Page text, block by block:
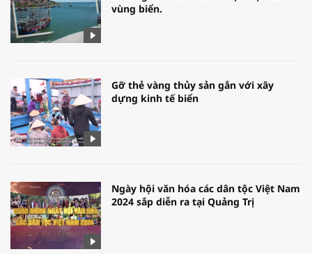
vùng biển.
Gỡ thẻ vàng thủy sản gắn với xây
dựng kinh tế biển
Ngày hội văn hóa các dân tộc Việt Nam
2024 sắp diễn ra tại Quảng Trị